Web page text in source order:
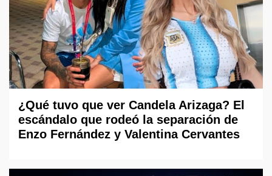
¿Qué tuvo que ver Candela Arizaga? El
escándalo que rodeó la separación de
Enzo Fernández y Valentina Cervantes